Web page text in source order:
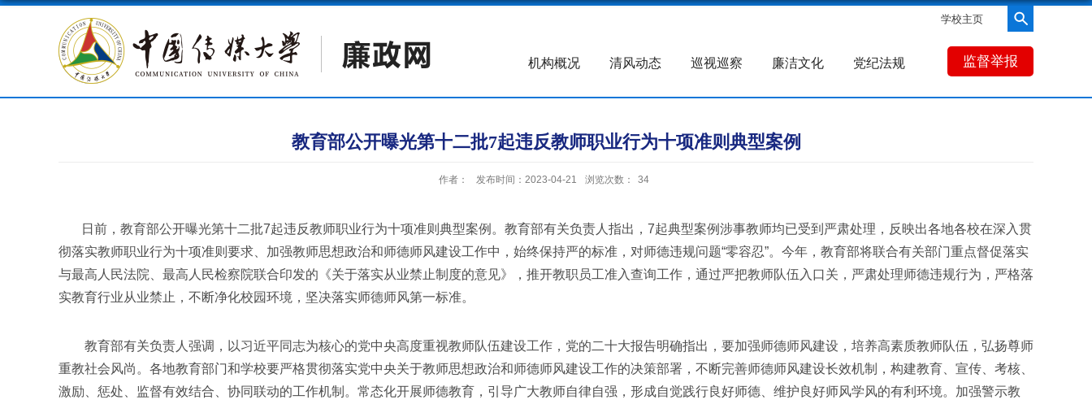
学校主页
机构概况 清风动态 巡视巡察 廉洁文化 党纪法规 监督举报
教育部公开曝光第十二批7起违反教师职业行为十项准则典型案例
作者： 发布时间：2023-04-21 浏览次数： 34
日前，教育部公开曝光第十二批7起违反教师职业行为十项准则典型案例。教育部有关负责人指出，7起典型案例涉事教师均已受到严肃处理，反映出各地各校在深入贯
彻落实教师职业行为十项准则要求、加强教师思想政治和师德师风建设工作中，始终保持严的标准，对师德违规问题“零容忍”。今年，教育部将联合有关部门重点督促落实
与最高人民法院、最高人民检察院联合印发的《关于落实从业禁止制度的意见》，推开教职员工准入查询工作，通过严把教师队伍入口关，严肃处理师德违规行为，严格落
实教育行业从业禁止，不断净化校园环境，坚决落实师德师风第一标准。
教育部有关负责人强调，以习近平同志为核心的党中央高度重视教师队伍建设工作，党的二十大报告明确指出，要加强师德师风建设，培养高素质教师队伍，弘扬尊师
重教社会风尚。各地教育部门和学校要严格贯彻落实党中央关于教师思想政治和师德师风建设工作的决策部署，不断完善师德师风建设长效机制，构建教育、宣传、考核、
激励、惩处、监督有效结合、协同联动的工作机制。常态化开展师德教育，引导广大教师自律自强，形成自觉践行良好师德、维护良好师风学风的有利环境。加强警示教